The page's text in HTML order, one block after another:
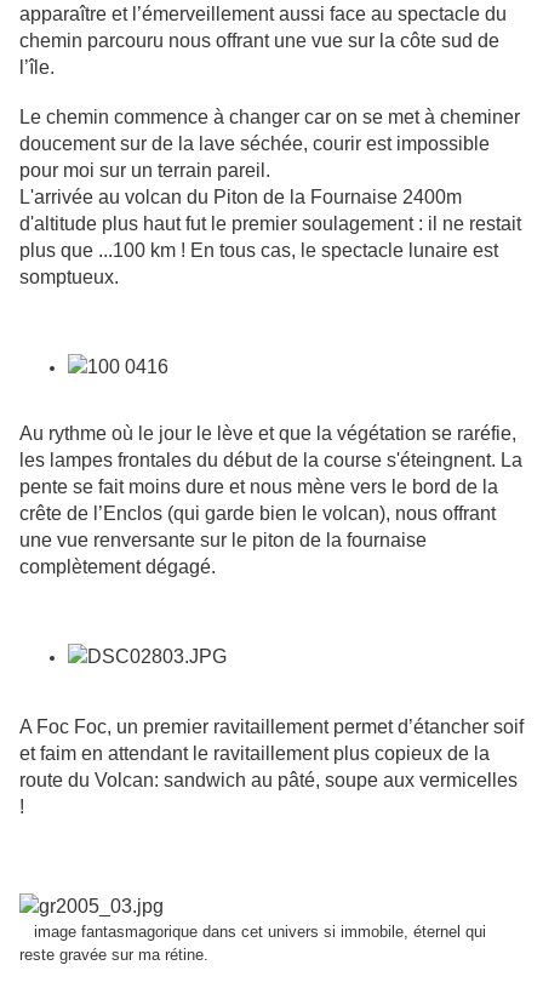
apparaître et l’émerveillement aussi face au spectacle du
chemin parcouru nous offrant une vue sur la côte sud de
l’île.
Le chemin commence à changer car on se met à cheminer
doucement sur de la lave séchée, courir est impossible
pour moi sur un terrain pareil.
L'arrivée au volcan du Piton de la Fournaise 2400m
d'altitude plus haut fut le premier soulagement : il ne restait
plus que ...100 km ! En tous cas, le spectacle lunaire est
somptueux.
Au rythme où le jour le lève et que la végétation se raréfie,
les lampes frontales du début de la course s'éteingnent. La
pente se fait moins dure et nous mène vers le bord de la
crête de l’Enclos (qui garde bien le volcan), nous offrant
une vue renversante sur le piton de la fournaise
complètement dégagé.
A Foc Foc, un premier ravitaillement permet d’étancher soif
et faim en attendant le ravitaillement plus copieux de la
route du Volcan: sandwich au pâté, soupe aux vermicelles
!
image fantasmagorique dans cet univers si immobile, éternel qui
reste gravée sur ma rétine.